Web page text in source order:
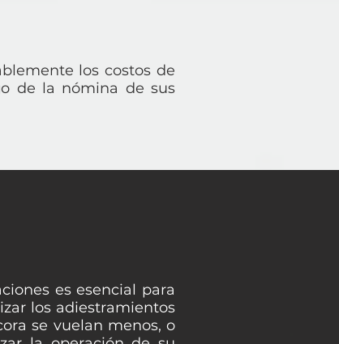
los costos de
de la nómina de sus
es esencial para
los adiestramientos
se vuelan menos, o